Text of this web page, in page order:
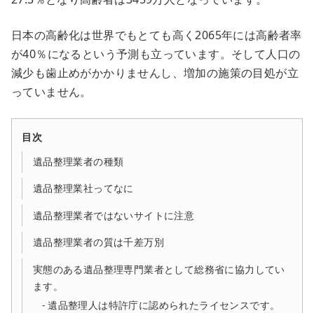
日本の高齢化は世界でもとても高く2065年には高齢者率
が40％になるという予測も立っています。そして人口の
減少も歯止めがかかりませんし、増加の施策の目処が立
っていません。
目次
遺品整理業者の種類
遺品整理業社ってなに
遺品整理業者ではないサイトに注意
遺品整理業者の質は千差万別
実態のある遺品整理専門業者として総務省に協力してい
ます。
遺品整理人は特許庁に認められたライセンスです。